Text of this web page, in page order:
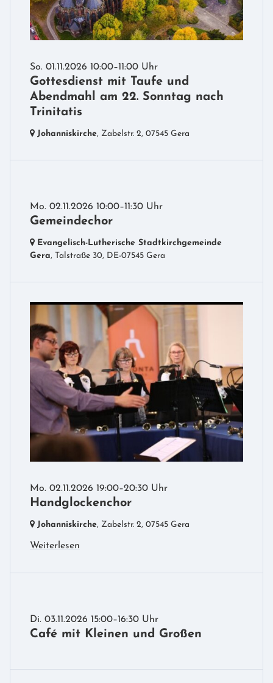
So. 01.11.2026 10:00–11:00 Uhr
Gottesdienst mit Taufe und
Abendmahl am 22. Sonntag nach
Trinitatis
Johanniskirche, Zabelstr. 2, 07545 Gera
Mo. 02.11.2026 10:00–11:30 Uhr
Gemeindechor
Evangelisch-Lutherische Stadtkirchgemeinde
Gera, Talstraße 30, DE-07545 Gera
Mo. 02.11.2026 19:00–20:30 Uhr
Handglockenchor
Johanniskirche, Zabelstr. 2, 07545 Gera
Weiterlesen
Di. 03.11.2026 15:00–16:30 Uhr
Café mit Kleinen und Großen